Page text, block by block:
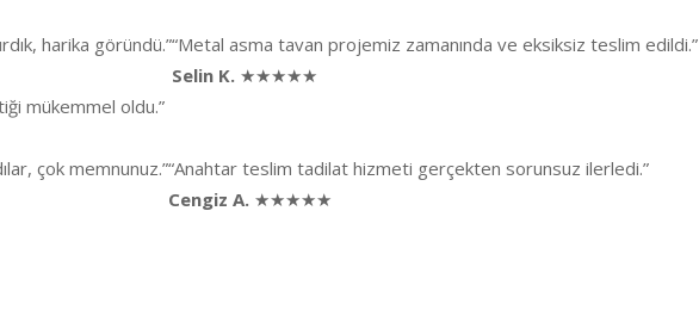
harika göründü.”“Metal asma tavan projemiz zamanında ve eksiksiz teslim edildi.”
Selin K. ★★★★★
mükemmel oldu.”
çok memnunuz.”“Anahtar teslim tadilat hizmeti gerçekten sorunsuz ilerledi.”
Cengiz A. ★★★★★